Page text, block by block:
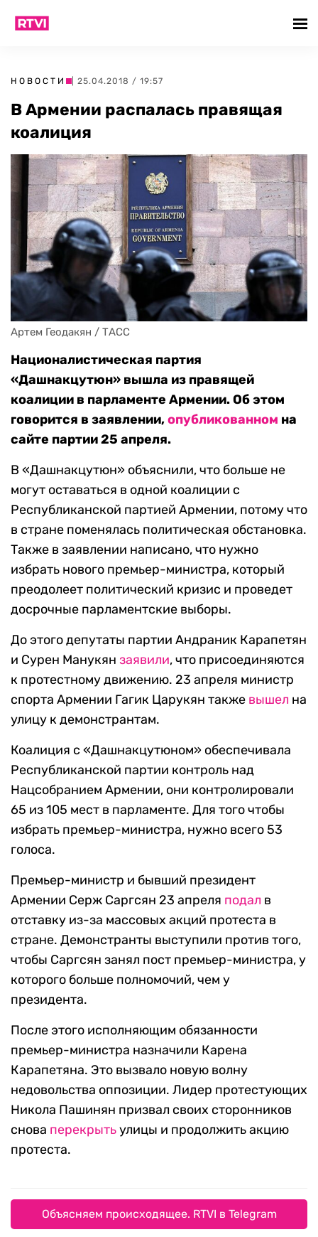
НОВОСТИ | 25.04.2018 / 19:57
В Армении распалась правящая
коалиция
Артем Геодакян / ТАСС
Националистическая партия
«Дашнакцутюн» вышла из правящей
коалиции в парламенте Армении. Об этом
говорится в заявлении,опубликованном на
сайте партии 25 апреля.
В «Дашнакцутюн» объяснили, что больше не
могут оставаться в одной коалиции с
Республиканской партией Армении, потому что
в стране поменялась политическая обстановка.
Также в заявлении написано, что нужно
избрать нового премьер-министра, который
преодолеет политический кризис и проведет
досрочные парламентские выборы.
До этого депутаты партии Андраник Карапетян
и Сурен Манукян заявили, что присоединяются
к протестному движению. 23 апреля министр
спорта Армении Гагик Царукян также вышел на
улицу к демонстрантам.
Коалиция с «Дашнакцутюном» обеспечивала
Республиканской партии контроль над
Нацсобранием Армении, они контролировали
65 из 105 мест в парламенте. Для того чтобы
избрать премьер-министра, нужно всего 53
голоса.
Премьер-министр и бывший президент
Армении Серж Саргсян 23 апреля подал в
отставку из-за массовых акций протеста в
стране. Демонстранты выступили против того,
чтобы Саргсян занял пост премьер-министра, у
которого больше полномочий, чем у
президента.
После этого исполняющим обязанности
премьер-министра назначили Карена
Карапетяна. Это вызвало новую волну
недовольства оппозиции. Лидер протестующих
Никола Пашинян призвал своих сторонников
снова перекрытьулицы и продолжить акцию
протеста.
Объясняем происходящее. RTVI в Telegram